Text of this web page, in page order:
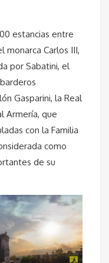
estancias entre
monarca Carlos III,
por Sabatini, el
Gasparini, la Real
Armería, que
con la Familia
como
de su